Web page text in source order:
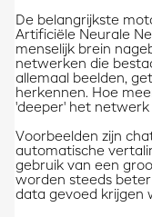
De belangrijkste
Artificiële Neurale
menselijk brein
netwerken die
allemaal beelden,
herkennen. Hoe
'deeper' het netwerk
Voorbeelden zijn
automatische
gebruik van een
worden steeds
data gevoed krijgen